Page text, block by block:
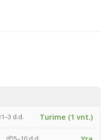
1–3 d.d. Turime (1 vnt.)